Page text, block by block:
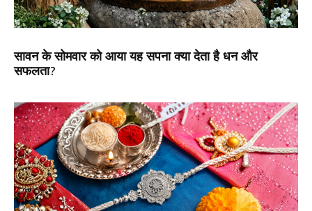
सावन के सोमवार को आया यह सपना क्या देता है धन और
सफलता?